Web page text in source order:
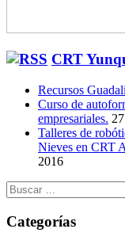
CRT
Recursos
Curso de
empresariales.
Talleres de
Nieves en CRT
2016
Buscar:
Categorías